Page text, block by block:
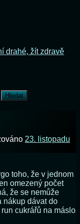
drahé, žít zdravě
23. listopadu
toho, že v jednom
omezený počet
že se nemůže
nákup dávat do
cukrářů na máslo